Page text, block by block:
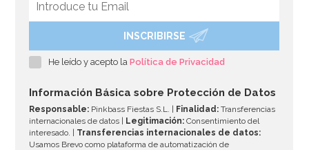
INSCRIBIRSE
He leído y acepto laPolítica de Privacidad
Información Básica sobre Protección de Datos
Responsable: Pinkbass Fiestas S.L. | Finalidad: Transferencias
internacionales de datos |
Legitimación: Consentimiento del
interesado. | Transferencias internacionales de datos:
Usamos Brevo como plataforma de automatización de